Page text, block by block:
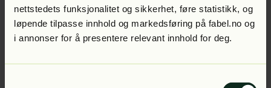
nettstedets funksjonalitet og sikkerhet, føre statistikk, og
løpende tilpasse innhold og markedsføring på fabel.no og
i annonser for å presentere relevant innhold for deg.